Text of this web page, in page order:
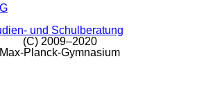
(C) 2009–2020
Max-Planck-Gymnasium